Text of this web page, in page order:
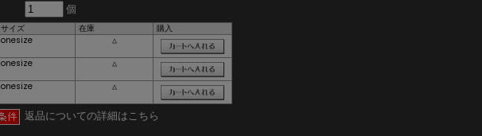
個
サイズ 在庫
購入
onesize
△
onesize
△
onesize △
返品についての詳細はこちら